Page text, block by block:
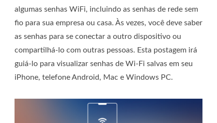
algumas senhas WiFi, incluindo as senhas de rede sem
fio para sua empresa ou casa. Às vezes, você deve saber
as senhas para se conectar a outro dispositivo ou
compartilhá-lo com outras pessoas. Esta postagem irá
guiá-lo para visualizar senhas de Wi-Fi salvas em seu
iPhone, telefone Android, Mac e Windows PC.